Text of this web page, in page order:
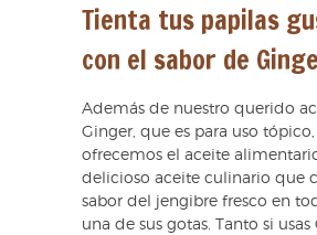
Tienta tus papilas
con el sabor de
Además de nuestro querido
Ginger, que es para uso
ofrecemos el aceite
delicioso aceite culinario que
sabor del jengibre fresco en
una de sus gotas. Tanto si usas